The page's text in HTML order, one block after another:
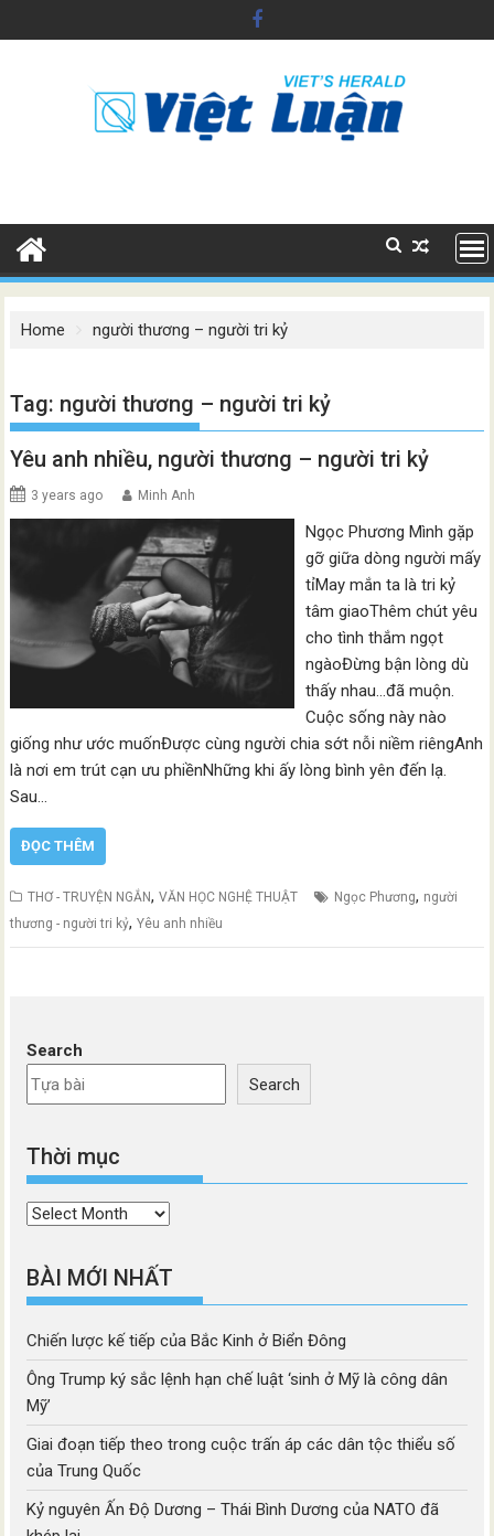
to
Home người thương – người tri kỷ
Tag: người thương – người tri kỷ
Yêu anh nhiều, người thương – người tri kỷ
3 years ago Minh Anh
Ngọc Phương Mình gặp
gỡ giữa dòng người mấy
tỉMay mắn ta là tri kỷ
tâm giaoThêm chút yêu
cho tình thắm ngọt
ngàoĐừng bận lòng dù
thấy nhau…đã muộn.
Cuộc sống này nào
giống như ước muốnĐược cùng người chia sớt nỗi niềm riêngAnh
là nơi em trút cạn ưu phiềnNhững khi ấy lòng bình yên đến lạ.
Sau…
ĐỌC THÊM
THƠ - TRUYỆN NGẮN,VĂN HỌC NGHỆ THUẬT Ngọc Phương, người
thương - người tri kỷ,Yêu anh nhiều
Search
Search
Thời mục
Thời
BÀI MỚI NHẤT
Chiến lược kế tiếp của Bắc Kinh ở Biển Đông
Ông Trump ký sắc lệnh hạn chế luật ‘sinh ở Mỹ là công dân
Mỹ’
Giai đoạn tiếp theo trong cuộc trấn áp các dân tộc thiểu số
của Trung Quốc
Kỷ nguyên Ấn Độ Dương – Thái Bình Dương của NATO đã